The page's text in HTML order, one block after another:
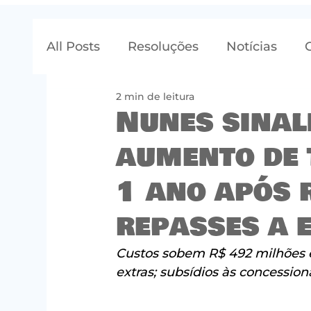
All Posts Resoluções Notícias
Nunes
aumento
1 ano após
repasses a
2 min de leitura
Custos sobem R$ 492
extras; subsídios às